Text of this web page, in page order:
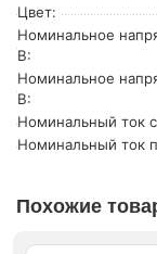
Цвет:
Номинальное
В:
Номинальное
В:
Номинальный ток
Номинальный ток
Похожие